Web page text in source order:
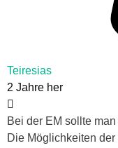
Teiresias
2 Jahre her
Bei der EM sollte
Die Möglichkeiten